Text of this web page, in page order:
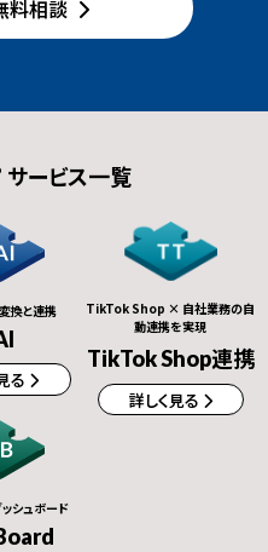
料相談
サービス一覧
換と連携
る
TikTok Shop × 自社業務の自
動連携を実現
TikTok Shop連携
詳しく見る
シュボード